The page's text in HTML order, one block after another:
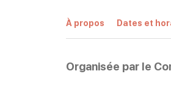
À propos Dates et
Organisée par le